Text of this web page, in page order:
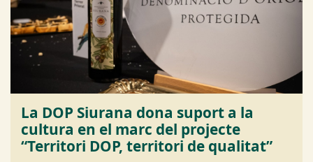
La DOP Siurana dona suport a la
cultura en el marc del projecte
“Territori DOP, territori de qualitat”